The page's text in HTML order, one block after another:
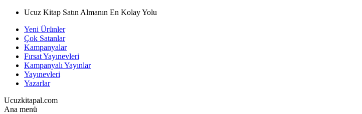
Ucuz Kitap Satın Almanın En Kolay Yolu
Yeni Ürünler
Çok Satanlar
Kampanyalar
Fırsat Yayınevleri
Kampanyalı Yayınlar
Yayınevleri
Yazarlar
Ucuzkitapal.com
Ana menü